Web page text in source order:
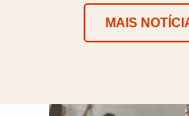
MAIS